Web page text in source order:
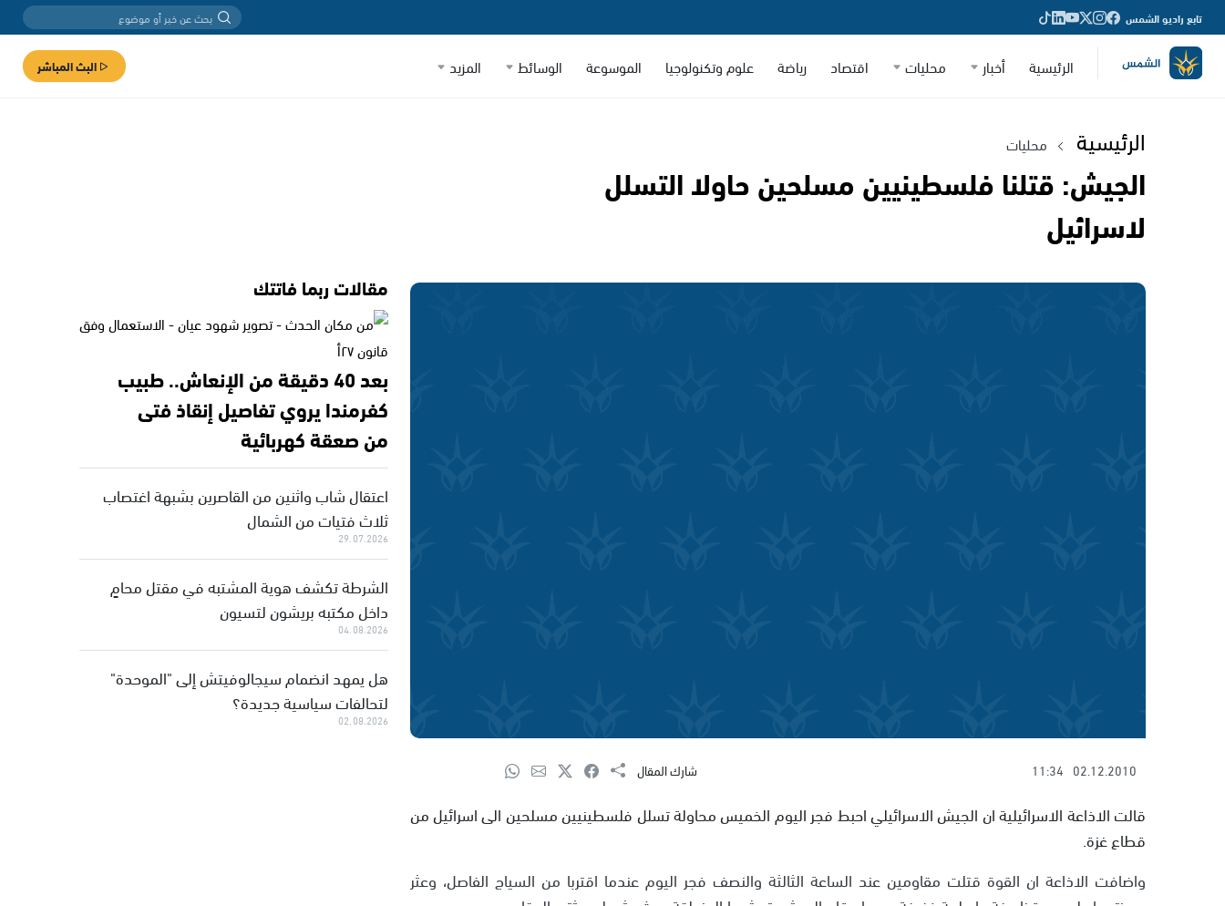
تابع راديو الشمس
الرئيسية أخبار محليات اقتصاد رياضة علوم وتكنولوجيا الموسوعة الوسائط المزيد البث المباشر
الرئيسية محليات
الجيش: قتلنا فلسطينيين مسلحين حاولا التسلل
لاسرائيل
02.12.2010
11:34 شارك المقال
قالت الاذاعة الاسرائيلية ان الجيش الاسرائيلي احبط فجر اليوم الخميس محاولة تسلل فلسطينيين مسلحين الى اسرائيل من
قطاع غزة.
واضافت الاذاعة ان القوة قتلت مقاومين عند الساعة الثالثة والنصف فجر اليوم عندما اقتربا من السياج الفاصل، وعثر
مقالات ربما فاتتك
بعد 40 دقيقة من الإنعاش.. طبيب
كفرمندا يروي تفاصيل إنقاذ فتى
من صعقة كهربائية
اعتقال شاب واثنين من القاصرين بشبهة اغتصاب
ثلاث فتيات من الشمال
29.07.2026
الشرطة تكشف هوية المشتبه في مقتل محامٍ
داخل مكتبه بريشون لتسيون
04.08.2026
هل يمهد انضمام سيجالوفيتش إلى "الموحدة"
لتحالفات سياسية جديدة؟
02.08.2026